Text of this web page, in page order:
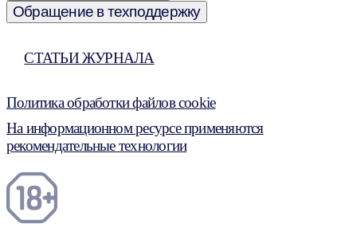
Обращение в техподдержку
СТАТЬИ ЖУРНАЛА
Политика обработки файлов cookie
На информационном ресурсе применяются
рекомендательные технологии